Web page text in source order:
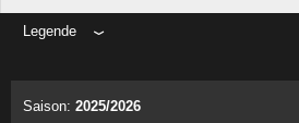
Legende
Saison: 2025/2026